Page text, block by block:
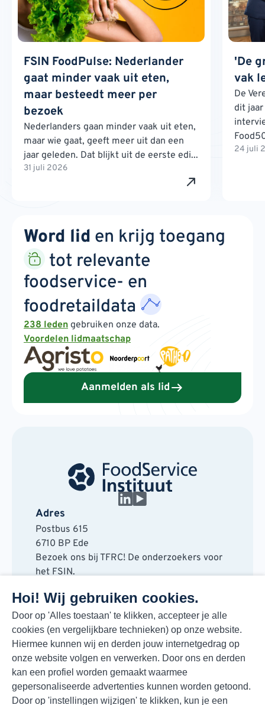
Hoi! Wij gebruiken cookies.
Door op 'Alles toestaan' te klikken, accepteer je alle
cookies (en vergelijkbare technieken) op onze website.
Hiermee kunnen wij en derden jouw internetgedrag op
onze website volgen en verwerken. Door ons en derden
kan een profiel worden gemaakt waarmee
gepersonaliseerde advertenties kunnen worden getoond.
Door op 'instellingen wijzigen' te klikken, kun je een
FSIN FoodPulse: Nederlander
gaat minder vaak uit eten,
maar besteedt meer per
bezoek
Nederlanders gaan minder vaak uit eten,
maar wie gaat, geeft meer uit dan een
jaar geleden. Dat blijkt uit de eerste edi...
31 juli 2026
'De
vak
De
dit
24 juli
Word lid en krijg toegang
tot relevante
foodservice- en
foodretaildata
238 leden gebruiken onze data.
Voordelen lidmaatschap
Aanmelden als lid
Adres
Postbus 615
6710 BP Ede
Bezoek ons bij TFRC! De onderzoekers voor
het FSIN.
6717 LT Ede
Contact
088 730 48 00
info@fsin.nl
Nieuwsbrief
Elke maand de beste insights en outlooks
voor de foodmarkt!